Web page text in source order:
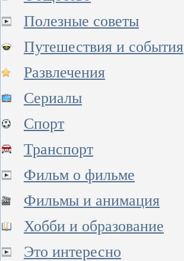
Полезные советы
Путешествия и события
Развлечения
Сериалы
Спорт
Транспорт
Фильм о фильме
Фильмы и анимация
Хобби и образование
Это интересно